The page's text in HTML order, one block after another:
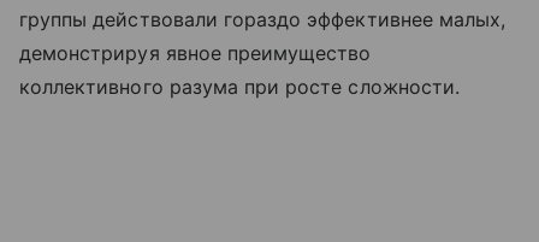
группы действовали гораздо эффективнее малых,
демонстрируя явное преимущество
коллективного разума при росте сложности.